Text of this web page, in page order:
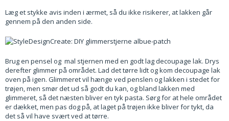
Læg et stykke avis inden i ærmet, så du ikke risikerer, at lakken går
gennem på den anden side.
Brug en pensel og mal stjernen med en godt lag decoupage lak. Drys
derefter glimmer på området. Lad det tørre lidt og kom decoupage lak
oven på igen. Glimmeret vil hænge ved penslen og lakken i stedet for
trøjen, men smør det ud så godt du kan, og bland lakken med
glimmeret, så det næsten bliver en tyk pasta. Sørg for at hele området
er dækket, men pas dog på, at laget på trøjen ikke bliver for tykt, da
det så vil have svært ved at tørre.